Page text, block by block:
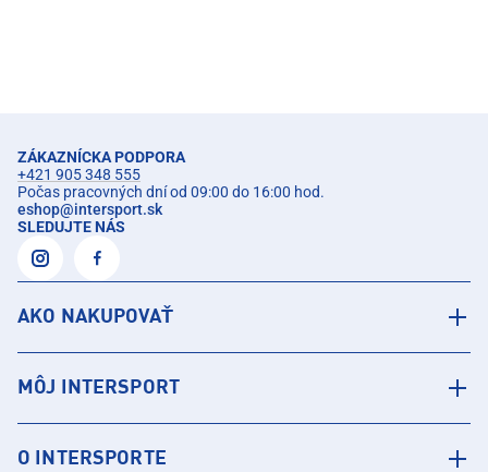
ZÁKAZNÍCKA PODPORA
+421 905 348 555
Počas pracovných dní od 09:00 do 16:00 hod.
eshop@intersport.sk
SLEDUJTE NÁS
AKO NAKUPOVAŤ
MÔJ INTERSPORT
O INTERSPORTE